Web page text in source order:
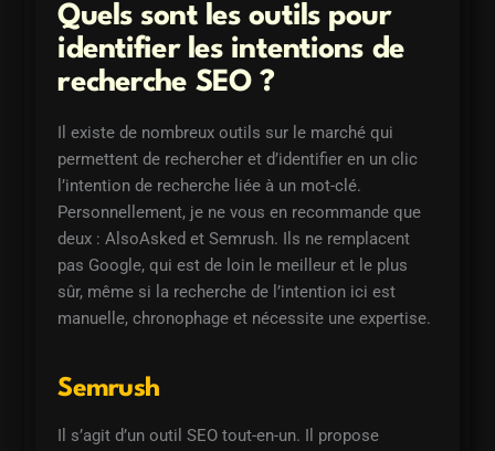
Quels sont les outils pour
identifier les intentions de
recherche SEO ?
Il existe de nombreux outils sur le marché qui
permettent de rechercher et d’identifier en un clic
l’intention de recherche liée à un mot-clé.
Personnellement, je ne vous en recommande que
deux : AlsoAsked et Semrush. Ils ne remplacent
pas Google, qui est de loin le meilleur et le plus
sûr, même si la recherche de l’intention ici est
manuelle, chronophage et nécessite une expertise.
Semrush
Il s’agit d’un outil SEO tout-en-un. Il propose